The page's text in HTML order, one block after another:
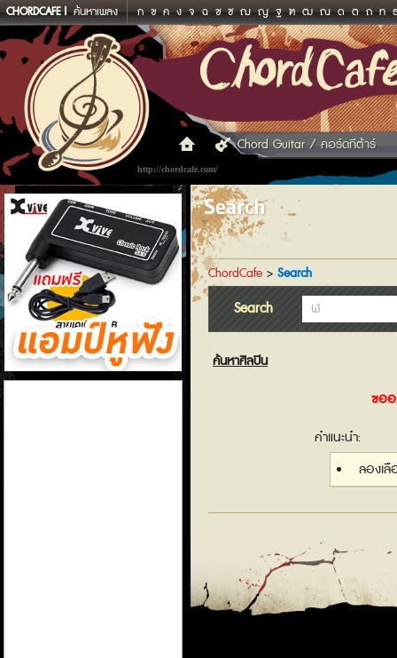
CHORDCAFE ค้นหาเพลง ก ข ค ง จ ฉ ช ซ ฌ ญ ฐ ฑ ฒ ณ ด ต ถ ท
http://chordcafe.com/
Chord Guitar / คอร์ดกีต้าร์
แอมป์หูฟัง
Search
ChordCafe > Search
Search
ค้นหาศิลปิน
ขอ
คำแนะนำ:
ลองเ